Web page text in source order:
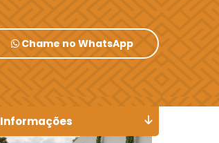
Chame no WhatsApp
Informações